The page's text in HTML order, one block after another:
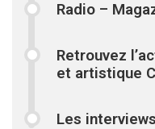
Radio –
Retrouvez
et artistique
Les